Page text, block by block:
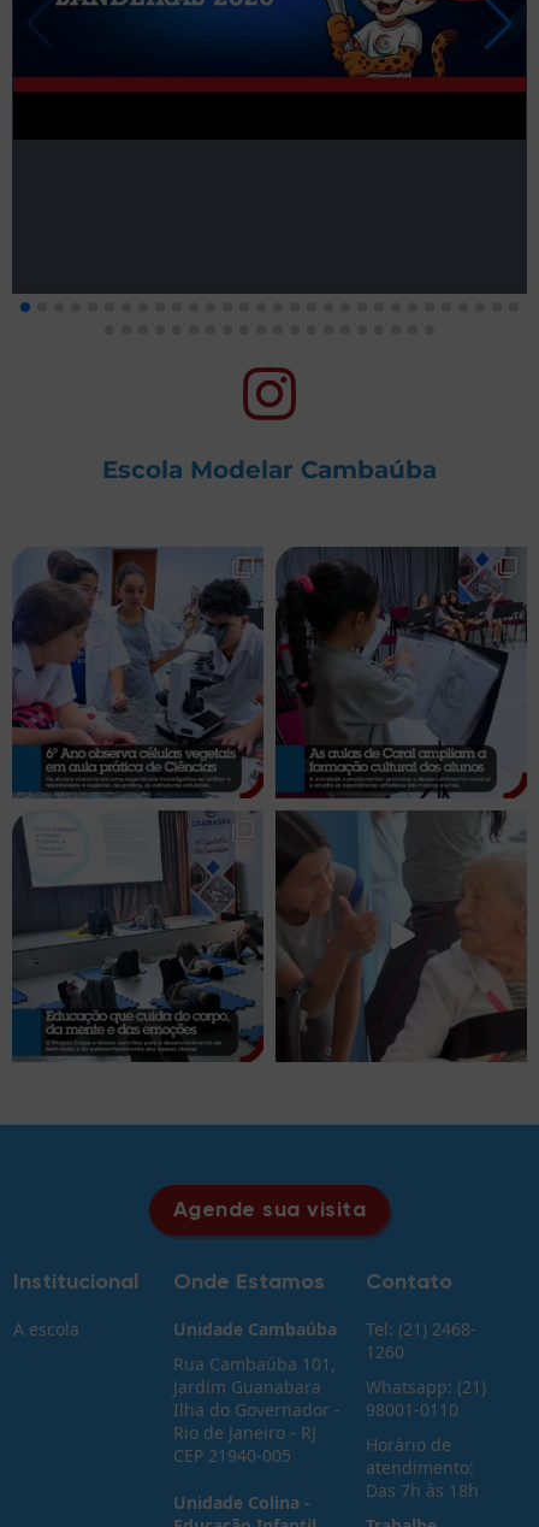
Escola Modelar Cambaúba
Institucional
A escola
Onde Estamos
Unidade Cambaúba
Rua Cambaúba 101,
Jardim Guanabara
Ilha do Governador -
Rio de Janeiro - RJ
CEP 21940-005
Unidade Colina -
Contato
Tel: (21) 2468-
1260
Whatsapp: (21)
98001-0110
Horário de
atendimento:
Das 7h às 18h
Agende sua visita